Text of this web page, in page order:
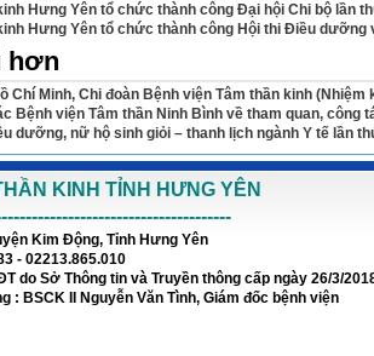
Hưng Yên tổ chức thành công Đại hội Chi bộ lần
Hưng Yên tổ chức thành công Hội thi Điều dưỡng
hơn
Chí Minh, Chi đoàn Bệnh viện Tâm thần kinh (Nhiệm
Bệnh viện Tâm thần Ninh Bình về tham quan, công
dưỡng, nữ hộ sinh giỏi – thanh lịch ngành Y tế lần
KINH TỈNH HƯNG YÊN
Kim Động, Tỉnh Hưng Yên
- 02213.865.010
do Sở Thông tin và Truyền thông cấp ngày 26/3/
: BSCK II Nguyễn Văn Tình, Giám đốc bệnh viện